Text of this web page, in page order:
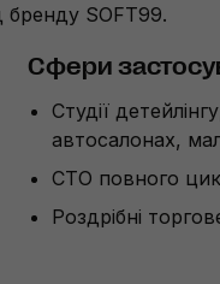
бренду SOFT99.
Сфери
Студії
автосалонах,
СТО повного
Роздрібні